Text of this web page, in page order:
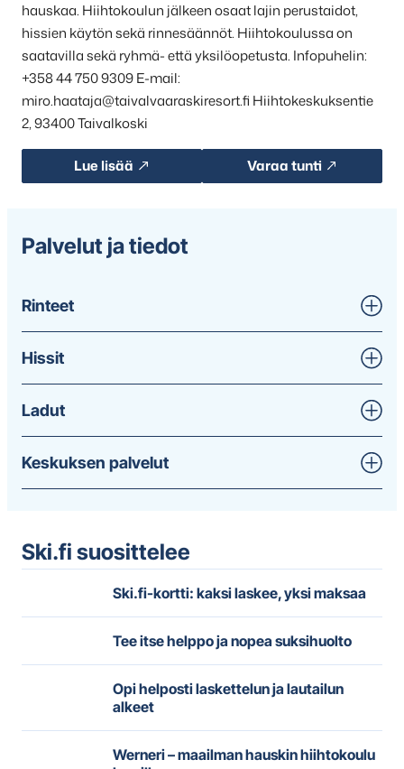
hauskaa. Hiihtokoulun jälkeen osaat lajin perustaidot,
hissien käytön sekä rinnesäännöt. Hiihtokoulussa on
saatavilla sekä ryhmä- että yksilöopetusta. Infopuhelin:
+358 44 750 9309 E-mail:
miro.haataja@taivalvaaraskiresort.fi Hiihtokeskuksentie
2, 93400 Taivalkoski
Lue lisää Varaa tunti
Palvelut ja tiedot
Rinteet
Hissit
Ladut
Keskuksen palvelut
Ski.fi suosittelee
Ski.fi-kortti: kaksi laskee, yksi maksaa
Tee itse helppo ja nopea suksihuolto
Opi helposti laskettelun ja lautailun
alkeet
Werneri – maailman hauskin hiihtokoulu